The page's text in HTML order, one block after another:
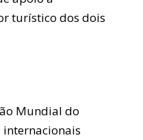
turístico dos dois
Mundial do
internacionais